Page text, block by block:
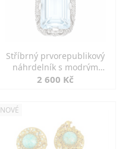
Stříbrný prvorepublikový
náhrdelník s modrým
spinelem
2 600 Kč
NOVÉ